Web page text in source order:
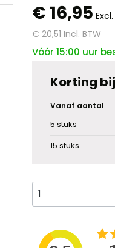
€ 16,95
€ 20,51 Incl. BTW
Vóór 15:00 uur
Korting
Vanaf aantal
5 stuks
15 stuks